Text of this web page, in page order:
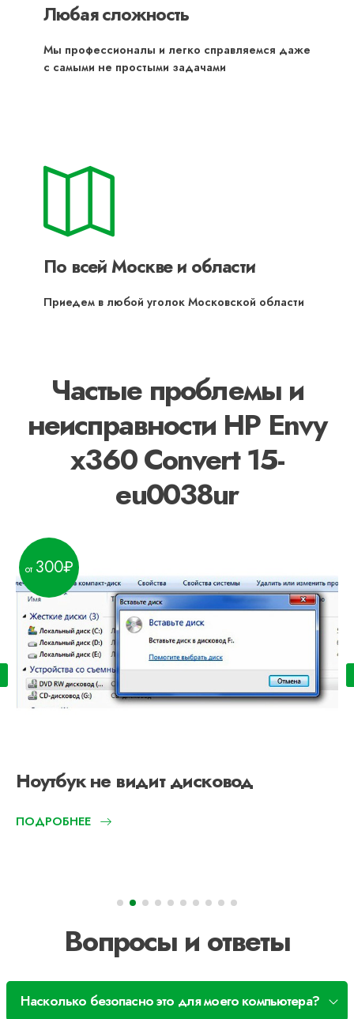
Любая сложность
Мы профессионалы и легко справляемся даже
с самыми не простыми задачами
По всей Москве и области
Приедем в любой уголок Московской области
Частые проблемы и
неисправности HP Envy
x360 Convert 15-
eu0038ur
Ноутбук не видит дисковод
300
ПОДРОБНЕЕ
Вопросы и ответы
Насколько безопасно это для моего компьютера?